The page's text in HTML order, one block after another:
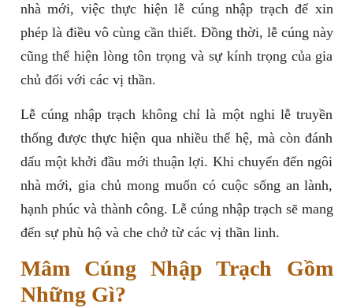
nhà mới, việc thực hiện lễ cúng nhập trạch để xin
phép là điều vô cùng cần thiết. Đồng thời, lễ cúng này
cũng thể hiện lòng tôn trọng và sự kính trọng của gia
chủ đối với các vị thần.
Lễ cúng nhập trạch không chỉ là một nghi lễ truyền
thống được thực hiện qua nhiều thế hệ, mà còn đánh
dấu một khởi đầu mới thuận lợi. Khi chuyển đến ngôi
nhà mới, gia chủ mong muốn có cuộc sống an lành,
hạnh phúc và thành công. Lễ cúng nhập trạch sẽ mang
đến sự phù hộ và che chở từ các vị thần linh.
Mâm Cúng Nhập Trạch Gồm
Những Gì?